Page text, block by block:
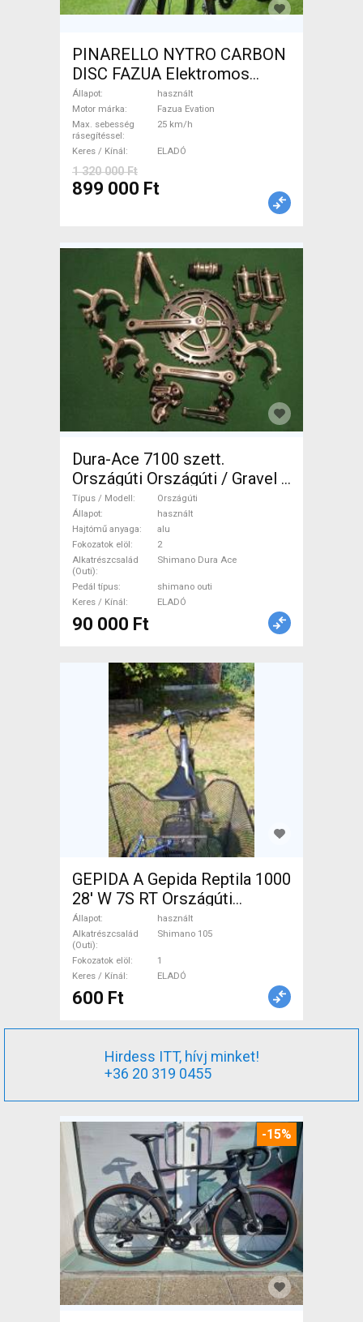
PINARELLO NYTRO CARBON
DISC FAZUA Elektromos
Országúti / Gravel Fazua
Evation használt ELADÓ
Állapot
használt
Motor márka
Fazua Evation
Max. sebesség
rásegítéssel
25 km/h
Keres / Kínál ELADÓ
1 320 000 Ft
899 000 Ft
Dura-Ace 7100 szett.
Országúti Országúti / Gravel /
Triatlon Alkatrész, Országúti
Hajtásrendszer Shimano Dura
Ace shimano outi használt
ELADÓ
Típus / Modell
Országúti
Állapot
használt
Hajtómű anyaga
alu
Fokozatok elöl
2
Alkatrészcsalád
(Outi)
Shimano Dura Ace
Pedál típus
shimano outi
Keres / Kínál
ELADÓ
90 000 Ft
GEPIDA A Gepida Reptila 1000
28' W 7S RT Országúti
Shimano 105 használt ELADÓ
Állapot
használt
Alkatrészcsalád
(Outi)
Shimano 105
Fokozatok elöl
1
Keres / Kínál
ELADÓ
600 Ft
Hirdess ITT, hívj minket!
+36 20 319 0455
-15%